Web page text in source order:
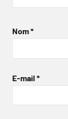
Nom*
E-mail *